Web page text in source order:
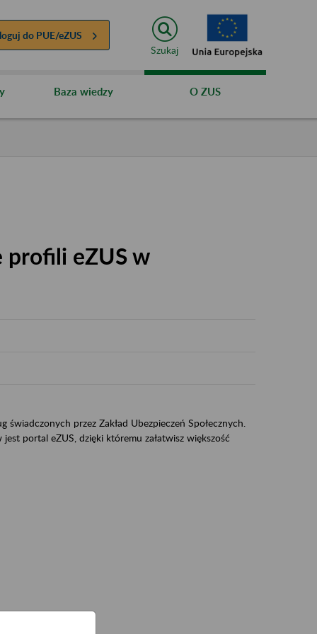
do PUE/eZUS
Szukaj
Baza wiedzy O ZUS
profili eZUS w
przez Zakład Ubezpieczeń Społecznych.
portal eZUS, dzięki któremu załatwisz większość